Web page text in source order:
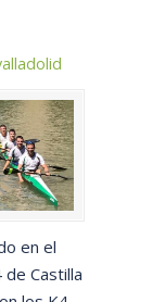
en el
Castilla